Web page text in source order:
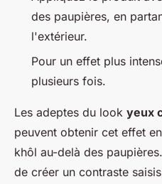
des paupières, en
l'extérieur.
Pour un effet plus
plusieurs fois.
Les adeptes du look yeux
peuvent obtenir cet effet
khôl au-delà des
de créer un contraste